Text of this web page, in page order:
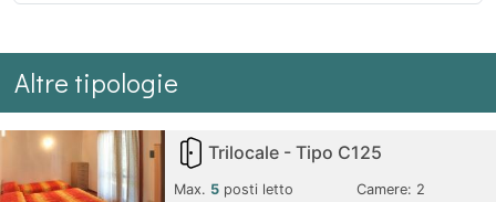
Altre tipologie
Trilocale - Tipo C125
Max. 5 posti letto Camere: 2